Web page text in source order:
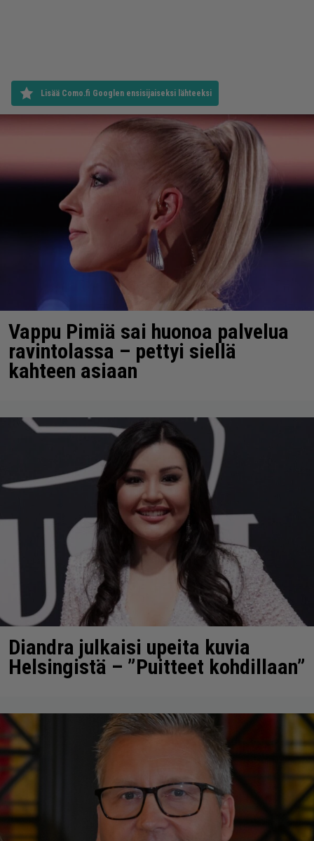
Lisää Como.fi Googlen ensisijaiseksi lähteeksi
Vappu Pimiä sai huonoa palvelua
ravintolassa – pettyi siellä
kahteen asiaan
Diandra julkaisi upeita kuvia
Helsingistä – ”Puitteet kohdillaan”